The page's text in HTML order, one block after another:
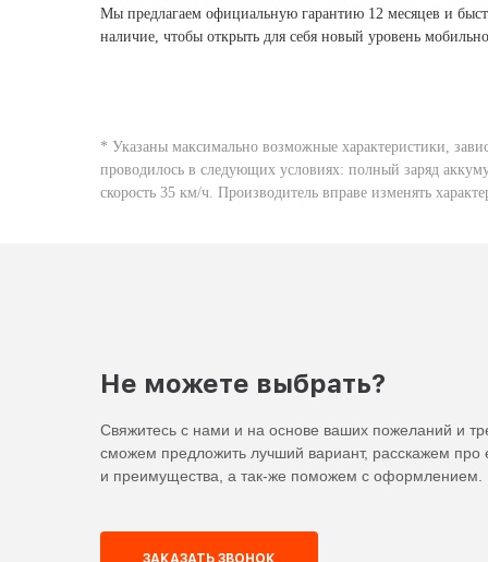
Мы предлагаем официальную гарантию 12 месяцев и
наличие, чтобы открыть для себя новый уровень
* Указаны максимально возможные характеристики,
проводилось в следующих условиях: полный заряд
скорость 35 км/ч. Производитель вправе изменять
Не можете выбрать?
Свяжитесь с нами и на основе ваших пожеланий и
сможем предложить лучший вариант, расскажем про
и преимущества, а так-же поможем с оформлением.
ЗАКАЗАТЬ ЗВОНОК